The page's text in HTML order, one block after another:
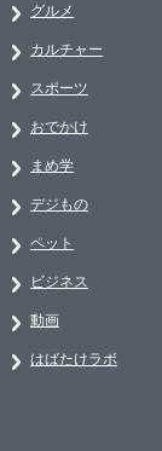
グルメ
カルチャー
スポーツ
おでかけ
まめ学
デジもの
ペット
ビジネス
動画
はばたけラボ